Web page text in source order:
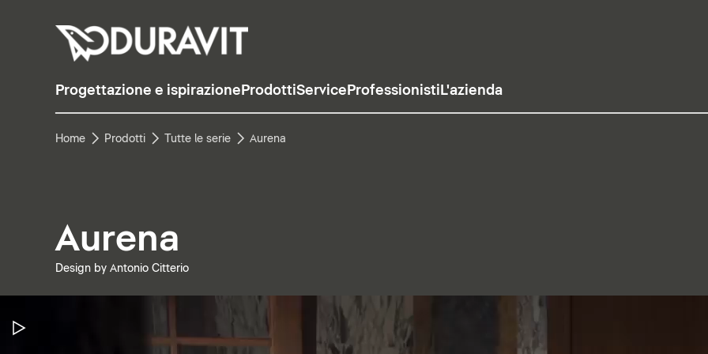
Progettazione e ispirazione ProdottiService Professionisti L'azienda
Home Prodotti Tutte le serie Aurena
Aurena
Design by Antonio Citterio
Metti in pausa il video